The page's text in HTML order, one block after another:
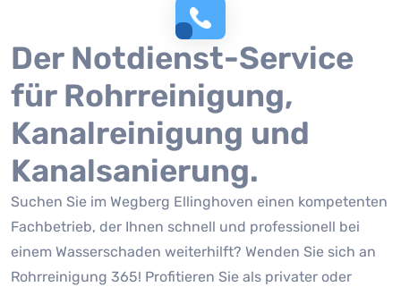
Der Notdienst-Service
für Rohrreinigung,
Kanalreinigung und
Kanalsanierung.
Suchen Sie im Wegberg Ellinghoven einen kompetenten
Fachbetrieb, der Ihnen schnell und professionell bei
einem Wasserschaden weiterhilft? Wenden Sie sich an
Rohrreinigung 365! Profitieren Sie als privater oder